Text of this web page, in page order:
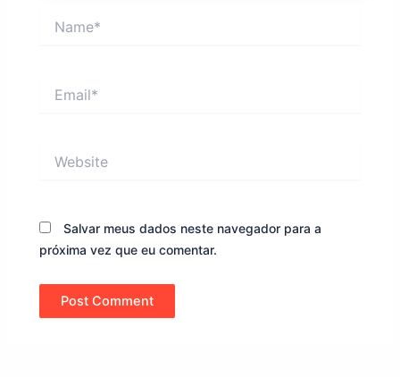
Salvar meus dados neste navegador para a
próxima vez que eu comentar.